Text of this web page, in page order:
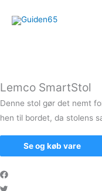
Lemco SmartStol
Denne stol gør det nemt
hen til bordet, da stolens
Se og køb vare